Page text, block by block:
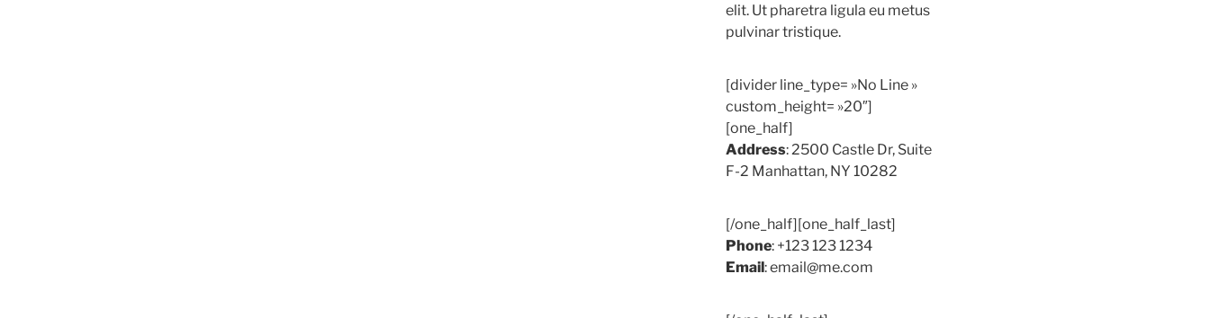
elit. Ut pharetra ligula eu metus
pulvinar tristique.
[divider line_type= »No Line »
custom_height= »20″]
[one_half]
Address: 2500 Castle Dr, Suite
F-2 Manhattan, NY 10282
[/one_half][one_half_last]
Phone: +123 123 1234
Email: email@me.com